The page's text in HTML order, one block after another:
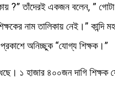
?” তাঁদেরই একজন বলেন, ”
নাম তালিকায় নেই।”
প্রকাশে অনিচ্ছুক “যোগ্য শিক্ষক।”
১ হাজার ৪০০জন দাগি